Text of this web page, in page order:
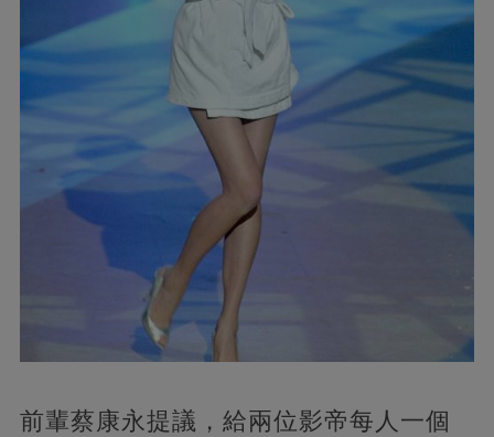
前輩蔡康永提議，給兩位影帝每人一個